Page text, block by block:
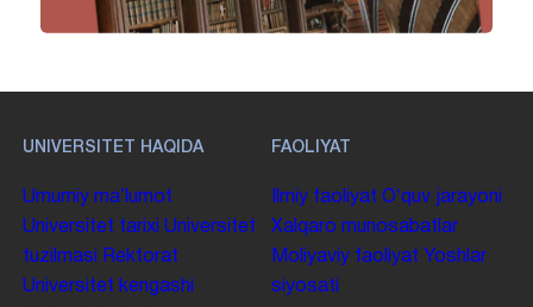
UNIVERSITET HAQIDA
Umumiy maʼlumot
Universitet tarixi Universitet
tuzilmasi
Rektorat
Universitet kengashi
FAOLIYAT
Ilmiy faoliyat Oʻquv jarayoni
Xalqaro munosabatlar
Moliyaviy faoliyat Yoshlar
siyosati